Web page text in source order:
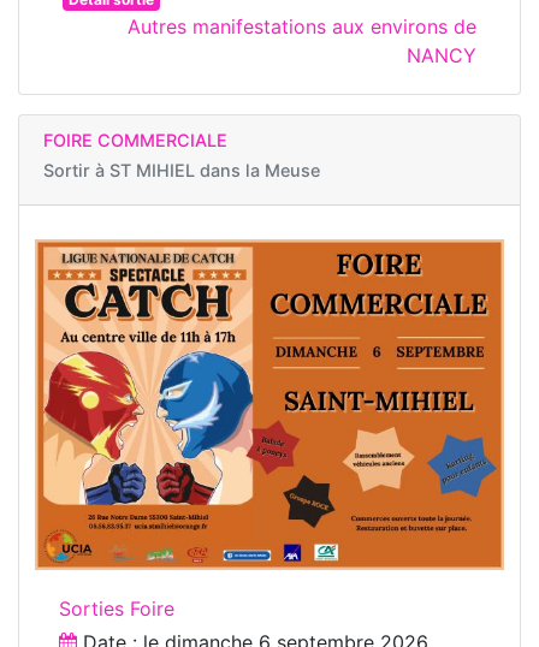
Autres manifestations aux environs de
NANCY
FOIRE COMMERCIALE
Sortir à ST MIHIEL dans la Meuse
Sorties Foire